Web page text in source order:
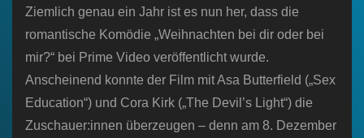
Ziemlich genau ein Jahr ist es nun her, dass die
romantische Komödie „Weihnachten bei dir oder bei
mir?“ bei Prime Video veröffentlicht wurde.
Anscheinend konnte der Film mit Asa Butterfield („Sex
Education“) und Cora Kirk („The Devil’s Light“) die
Zuschauer:innen überzeugen – denn am 8. Dezember